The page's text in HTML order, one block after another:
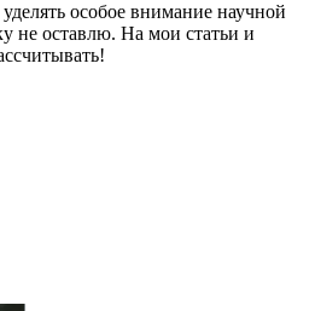
особое внимание научной
не оставлю. На мои статьи и